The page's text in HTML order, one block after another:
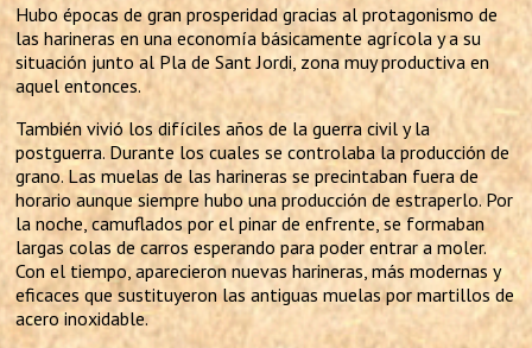
Hubo épocas de gran prosperidad gracias al protagonismo de
las harineras en una economía básicamente agrícola y a su
situación junto al Pla de Sant Jordi, zona muy productiva en
aquel entonces.
También vivió los difíciles años de la guerra civil y la
postguerra. Durante los cuales se controlaba la producción de
grano. Las muelas de las harineras se precintaban fuera de
horario aunque siempre hubo una producción de estraperlo. Por
la noche, camuflados por el pinar de enfrente, se formaban
largas colas de carros esperando para poder entrar a moler.
Con el tiempo, aparecieron nuevas harineras, más modernas y
eficaces que sustituyeron las antiguas muelas por martillos de
acero inoxidable.